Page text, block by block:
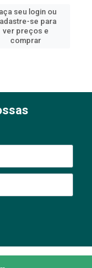
seu login ou
se para
ver preços e
comprar